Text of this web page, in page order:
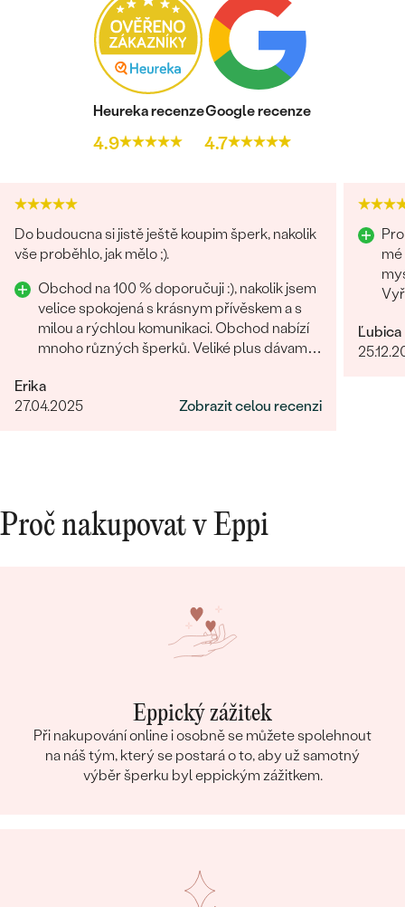
Heureka recenze
4.9
Google recenze
4.7
Do budoucna si jistě ještě koupim šperk, nakolik
vše proběhlo, jak mělo ;).
Obchod na 100 % doporučuji :), nakolik jsem
velice spokojená s krásnym přívěskem a s
milou a rýchlou komunikaci. Obchod nabízí
mnoho různých šperků. Veliké plus dávam i
Erika
27.04.2025
Zobrazit celou recenzi
mé
Ľubica
Proč nakupovat v Eppi
Eppický zážitek
Při nakupování online i osobně se můžete spolehnout
na náš tým, který se postará o to, aby už samotný
výběr šperku byl eppickým zážitkem.